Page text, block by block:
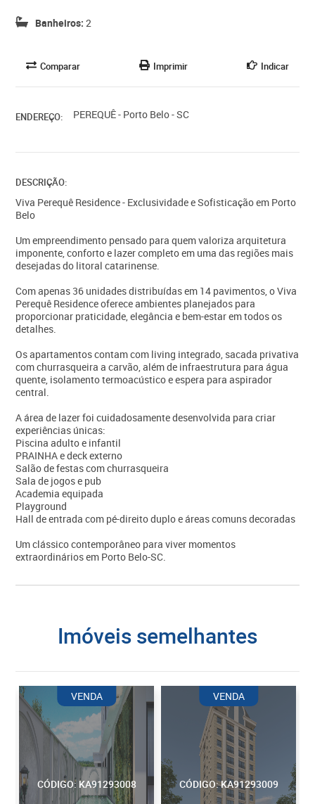
Banheiros: 2
Comparar Imprimir Indicar
ENDEREÇO: PEREQUÊ - Porto Belo - SC
DESCRIÇÃO:
Viva Perequê Residence - Exclusividade e Sofisticação em Porto
Belo
Um empreendimento pensado para quem valoriza arquitetura
imponente, conforto e lazer completo em uma das regiões mais
desejadas do litoral catarinense.
Com apenas 36 unidades distribuídas em 14 pavimentos, o Viva
Perequê Residence oferece ambientes planejados para
proporcionar praticidade, elegância e bem-estar em todos os
detalhes.
Os apartamentos contam com living integrado, sacada privativa
com churrasqueira a carvão, além de infraestrutura para água
quente, isolamento termoacústico e espera para aspirador
central.
A área de lazer foi cuidadosamente desenvolvida para criar
experiências únicas:
Piscina adulto e infantil
PRAINHA e deck externo
Salão de festas com churrasqueira
Sala de jogos e pub
Academia equipada
Playground
Hall de entrada com pé-direito duplo e áreas comuns decoradas
Um clássico contemporâneo para viver momentos
extraordinários em Porto Belo-SC.
imóveis semelhantes
CÓDIGO: KA91293008
VENDA
CÓDIGO: KA91293009
VENDA